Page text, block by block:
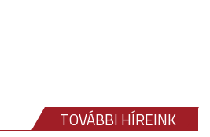
TOVÁBBI HÍREINK